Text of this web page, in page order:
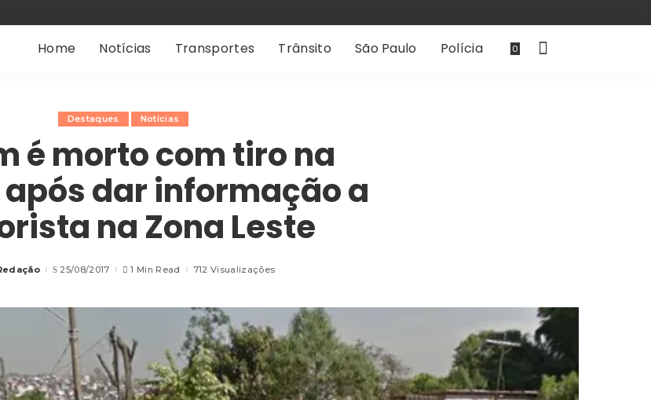
Home Notícias Transportes Trânsito São Paulo Polícia 0
Destaques Notícias
é morto com tiro na
dar informação a
na Zona Leste
25/08/2017 1 Min Read 712 Visualizações